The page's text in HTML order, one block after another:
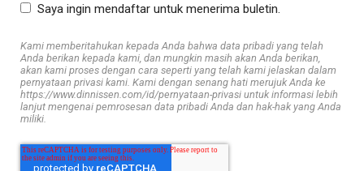
Saya ingin mendaftar untuk menerima buletin.
Kami memberitahukan kepada Anda bahwa data pribadi yang telah
Anda berikan kepada kami, dan mungkin masih akan Anda berikan,
akan kami proses dengan cara seperti yang telah kami jelaskan dalam
pernyataan privasi kami. Kami dengan senang hati merujuk Anda ke
https://www.dinnissen.com/id/pernyataan-privasi untuk informasi lebih
lanjut mengenai pemrosesan data pribadi Anda dan hak-hak yang Anda
miliki.